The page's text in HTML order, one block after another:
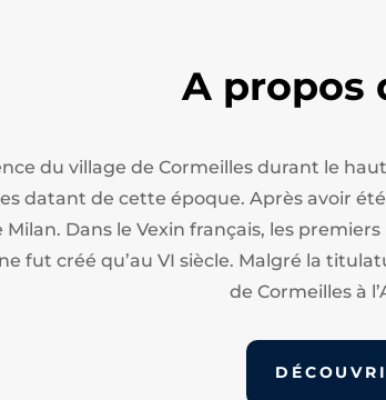
A propos
du village de Cormeilles durant le
datant de cette époque. Après avoir
Milan. Dans le Vexin français, les
fut créé qu’au VI siècle. Malgré la
de Cormeilles à